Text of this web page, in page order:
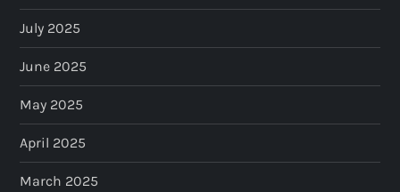
July 2025
June 2025
May 2025
April 2025
March 2025